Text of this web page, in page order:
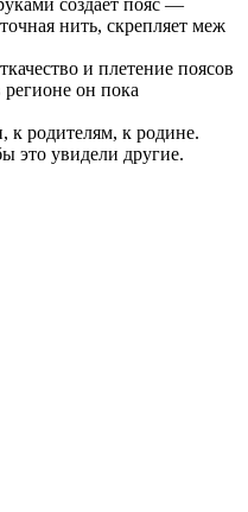
нить, скрепляет меж
и плетение поясов
он пока
к родителям, к родине.
это увидели другие.